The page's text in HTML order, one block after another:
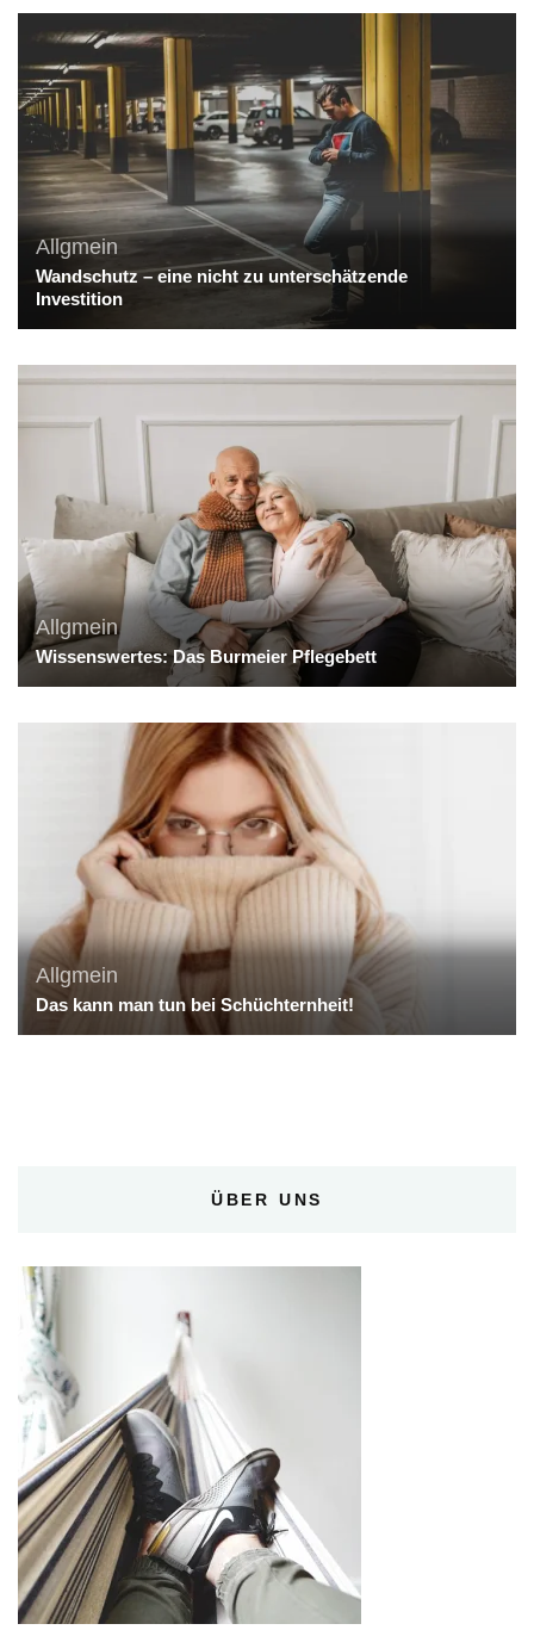
Allgmein
Wandschutz – eine nicht zu unterschätzende
Investition
Allgmein
Wissenswertes: Das Burmeier Pflegebett
Allgmein
Das kann man tun bei Schüchternheit!
ÜBER UNS